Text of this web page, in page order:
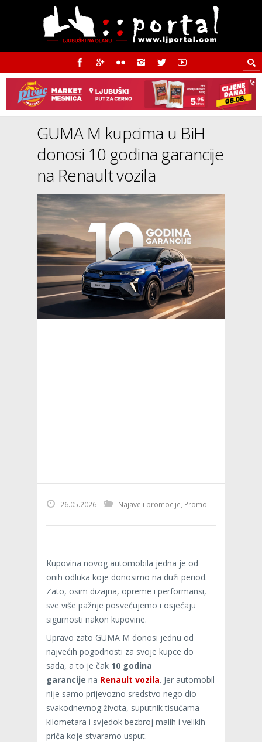
GUMA M kupcima u BiH
donosi 10 godina garancije
na Renault vozila
26.05.2026 Najave i promocije Promo
Kupovina novog automobila jedna je od
onih odluka koje donosimo na duži period.
Zato, osim dizajna, opreme i performansi,
sve više pažnje posvećujemo i osjećaju
sigurnosti nakon kupovine.
Upravo zato GUMA M donosi jednu od
najvećih pogodnosti za svoje kupce do
sada, a to je čak 10 godina
garancije na Renault vozila. Jer automobil
nije samo prijevozno sredstvo nego dio
svakodnevnog života, suputnik tisućama
kilometara i svjedok bezbroj malih i velikih
priča koje stvaramo usput.